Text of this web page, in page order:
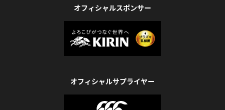
オフィシャルスポンサー
オフィシャルサプライヤー